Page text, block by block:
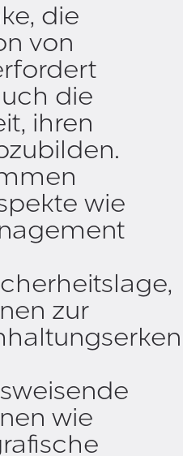
die
von
die
ihren
wie
zur
wie